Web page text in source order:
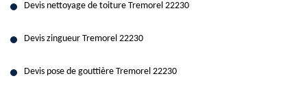
Devis nettoyage de toiture Tremorel 22230
Devis zingueur Tremorel 22230
Devis pose de gouttière Tremorel 22230